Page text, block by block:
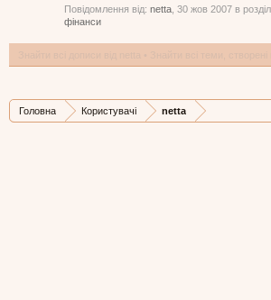
Повідомлення від: netta 30 жов 2007 в
фінанси
Головна Користувачі netta